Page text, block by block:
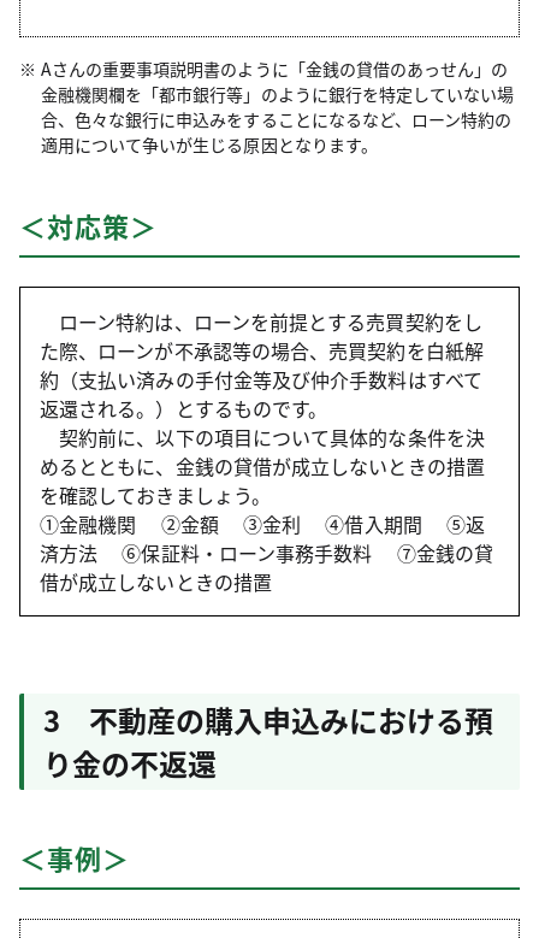
Aさんの重要事項説明書のように「金銭の貸借のあっせん」の
金融機関欄を「都市銀行等」のように銀行を特定していない場
合、色々な銀行に申込みをすることになるなど、ローン特約の
適用について争いが生じる原因となります。
＜対応策＞
ローン特約は、ローンを前提とする売買契約をし
た際、ローンが不承認等の場合、売買契約を白紙解
約（支払い済みの手付金等及び仲介手数料はすべて
返還される。）とするものです。
契約前に、以下の項目について具体的な条件を決
めるとともに、金銭の貸借が成立しないときの措置
を確認しておきましょう。
①金融機関 ②金額 ③金利 ④借入期間 ⑤返
済方法 ⑥保証料・ローン事務手数料 ⑦金銭の貸
借が成立しないときの措置
3 不動産の購入申込みにおける預
り金の不返還
＜事例＞